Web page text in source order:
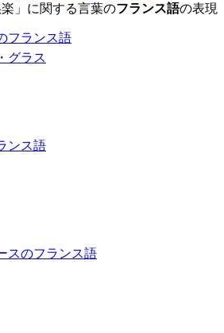
楽」に関する言葉のフランス語の表現
フランス語
グラス
ンス語
スのフランス語